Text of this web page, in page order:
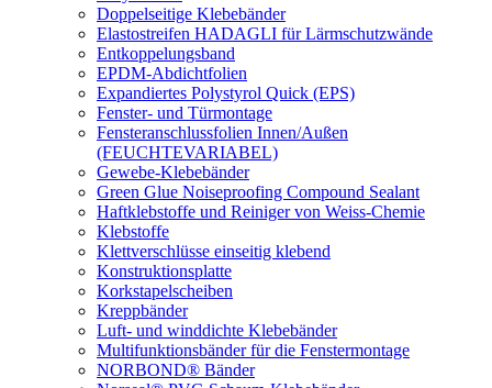
Doppelseitige Klebebänder
Elastostreifen HADAGLI für Lärmschutzwände
Entkoppelungsband
EPDM-Abdichtfolien
Expandiertes Polystyrol Quick (EPS)
Fenster- und Türmontage
Fensteranschlussfolien Innen/Außen
(FEUCHTEVARIABEL)
Gewebe-Klebebänder
Green Glue Noiseproofing Compound Sealant
Haftklebstoffe und Reiniger von Weiss-Chemie
Klebstoffe
Klettverschlüsse einseitig klebend
Konstruktionsplatte
Korkstapelscheiben
Kreppbänder
Luft- und winddichte Klebebänder
Multifunktionsbänder für die Fenstermontage
NORBOND® Bänder